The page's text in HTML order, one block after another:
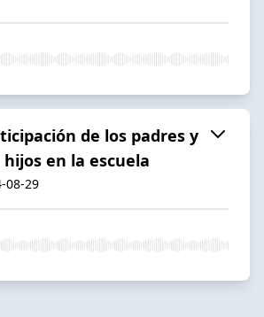
de los padres y
hijos en la escuela
08-29